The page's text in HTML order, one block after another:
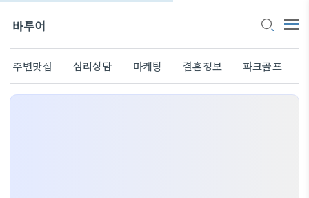
바투어
주변맛집 심리상담 마케팅 결혼정보 파크골프